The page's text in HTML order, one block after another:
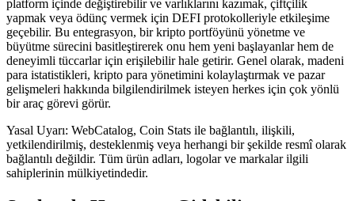
platform içinde değiştirebilir ve varlıklarını kazımak, çiftçilik
yapmak veya ödünç vermek için DEFI protokolleriyle etkileşime
geçebilir. Bu entegrasyon, bir kripto portföyünü yönetme ve
büyütme sürecini basitleştirerek onu hem yeni başlayanlar hem de
deneyimli tüccarlar için erişilebilir hale getirir. Genel olarak, madeni
para istatistikleri, kripto para yönetimini kolaylaştırmak ve pazar
gelişmeleri hakkında bilgilendirilmek isteyen herkes için çok yönlü
bir araç görevi görür.
Yasal Uyarı: WebCatalog, Coin Stats ile bağlantılı, ilişkili,
yetkilendirilmiş, desteklenmiş veya herhangi bir şekilde resmî olarak
bağlantılı değildir. Tüm ürün adları, logolar ve markalar ilgili
sahiplerinin mülkiyetindedir.